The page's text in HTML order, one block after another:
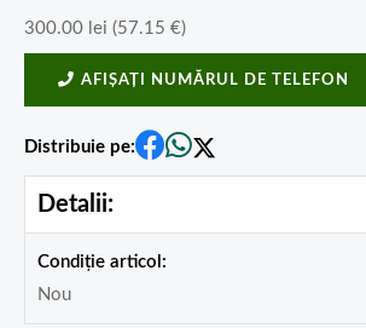
300.00 lei (57.15 €)
AFIȘAȚI NUMĂRUL DE TELEFON
Distribuie pe:
Detalii:
Condiție articol:
Nou